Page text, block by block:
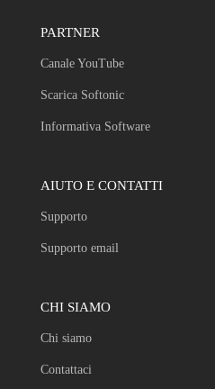
PARTNER
Canale YouTube
Scarica Softonic
Informativa Software
AIUTO E CONTATTI
Supporto
Supporto email
CHI SIAMO
Chi siamo
Contattaci